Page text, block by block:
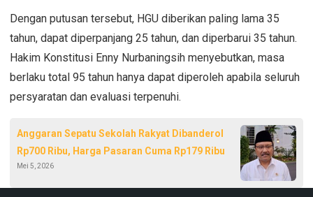
Dengan putusan tersebut, HGU diberikan paling lama 35
tahun, dapat diperpanjang 25 tahun, dan diperbarui 35 tahun.
Hakim Konstitusi Enny Nurbaningsih menyebutkan, masa
berlaku total 95 tahun hanya dapat diperoleh apabila seluruh
persyaratan dan evaluasi terpenuhi.
Anggaran Sepatu Sekolah Rakyat Dibanderol
Rp700 Ribu, Harga Pasaran Cuma Rp179 Ribu
Mei 5, 2026